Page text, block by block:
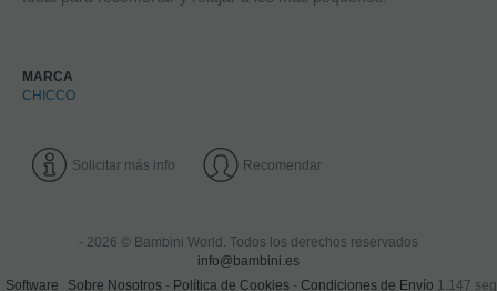
MARCA
CHICCO
Solicitar más info Recomendar
- 2026 © Bambini World. Todos los derechos reservados
info@bambini.es
Software
Sobre Nosotros- Política de Cookies- Condiciones de Envío 1.147 seg